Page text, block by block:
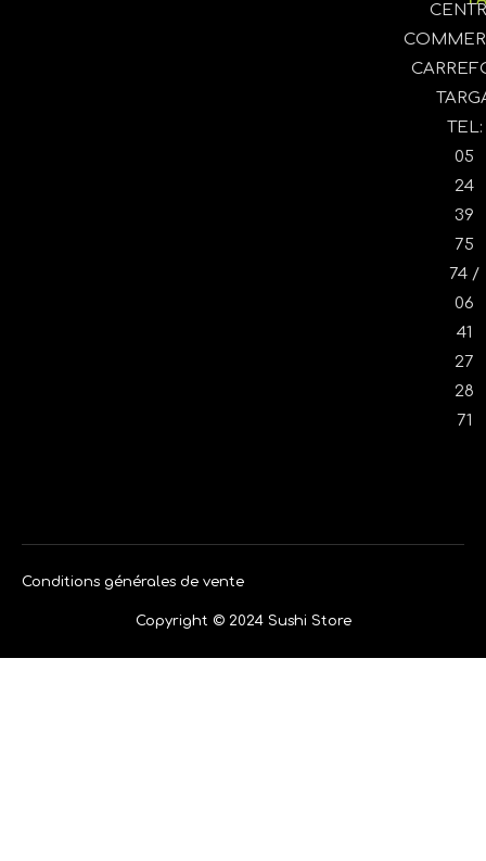
TEL:
05
24
39
75
74 /
06
41
27
28
71
Copyright © 2024 Sushi Store
Conditions générales de vente